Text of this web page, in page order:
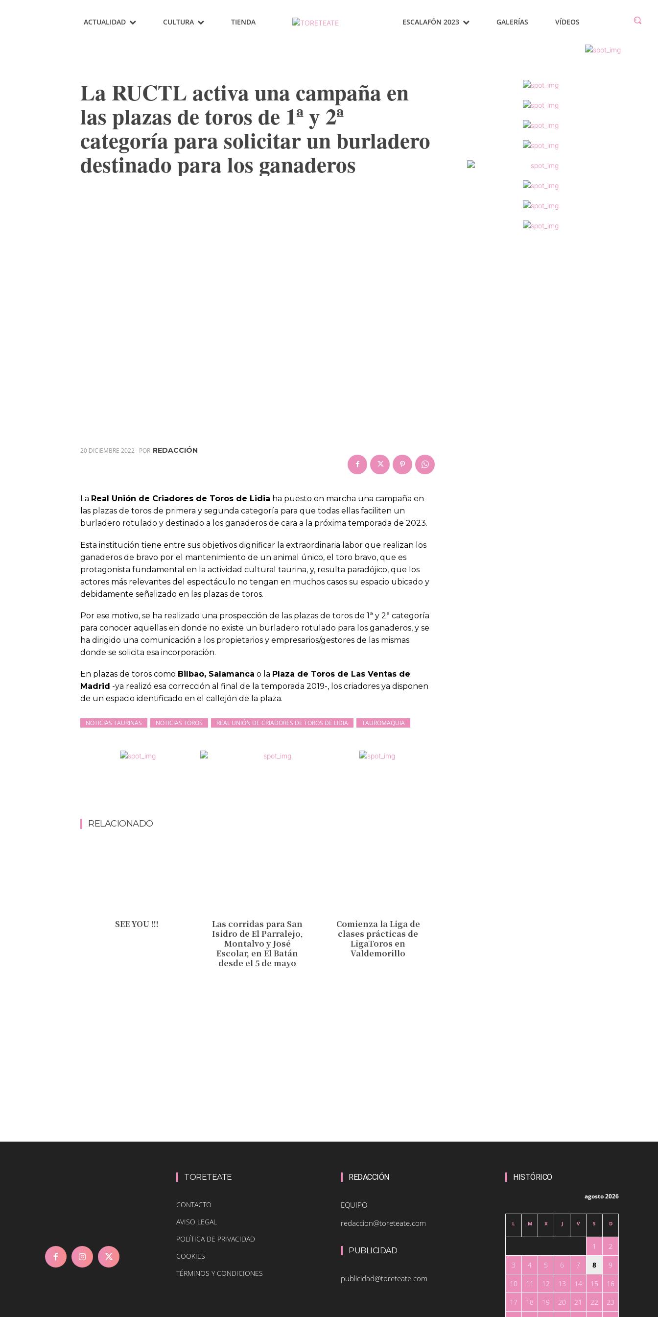
ACTUALIDAD CULTURA TIENDA ESCALAFÓN 2023 GALERÍAS VÍDEOS
La RUCTL activa una campaña en
las plazas de toros de 1ª y 2ª
categoría para solicitar un burladero
destinado para los ganaderos
20 DICIEMBRE 2022 POR REDACCIÓN
La Real Unión de Criadores de Toros de Lidia ha puesto en marcha una campaña en
las plazas de toros de primera y segunda categoría para que todas ellas faciliten un
burladero rotulado y destinado a los ganaderos de cara a la próxima temporada de 2023.
Esta institución tiene entre sus objetivos dignificar la extraordinaria labor que realizan los
ganaderos de bravo por el mantenimiento de un animal único, el toro bravo, que es
protagonista fundamental en la actividad cultural taurina, y, resulta paradójico, que los
actores más relevantes del espectáculo no tengan en muchos casos su espacio ubicado y
debidamente señalizado en las plazas de toros.
Por ese motivo, se ha realizado una prospección de las plazas de toros de 1ª y 2ª categoría
para conocer aquellas en donde no existe un burladero rotulado para los ganaderos, y se
ha dirigido una comunicación a los propietarios y empresarios/gestores de las mismas
donde se solicita esa incorporación.
En plazas de toros como Bilbao, Salamanca o la Plaza de Toros de Las Ventas de
Madrid -ya realizó esa corrección al final de la temporada 2019-, los criadores ya disponen
de un espacio identificado en el callejón de la plaza.
NOTICIAS TAURINAS NOTICIAS TOROS REAL UNIÓN DE CRIADORES DE TOROS DE LIDIA TAUROMAQUIA
RELACIONADO
SEE YOU !!!
Las corridas para San
Isidro de El Parralejo,
Montalvo y José
Escolar, en El Batán
desde el 5 de mayo
Comienza la Liga de
clases prácticas de
LigaToros en
Valdemorillo
TORETEATE
CONTACTO
AVISO LEGAL
POLÍTICA DE PRIVACIDAD
COOKIES
TÉRMINOS Y CONDICIONES
REDACCIÓN
EQUIPO
redaccion@toreteate.com
PUBLICIDAD
publicidad@toreteate.com
HISTÓRICO
agosto 2026
L M X J V S D
1
2
3
4 5 6 7 8
9
10
11 12 13 14 15
16
17
18 19 20 21 22
23